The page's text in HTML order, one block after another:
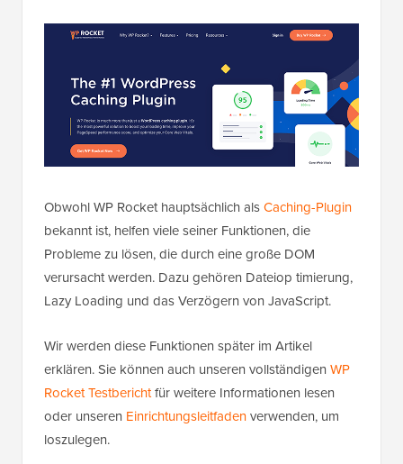
Obwohl WP Rocket hauptsächlich alsCaching-Plugin
bekannt ist, helfen viele seiner Funktionen, die
Probleme zu lösen, die durch eine große DOM
verursacht werden. Dazu gehören Dateiop timierung,
Lazy Loading und das Verzögern von JavaScript.
Wir werden diese Funktionen später im Artikel
erklären. Sie können auch unseren vollständigen WP
Rocket Testberichtfür weitere Informationen lesen
oder unseren Einrichtungsleitfadenverwenden, um
loszulegen.